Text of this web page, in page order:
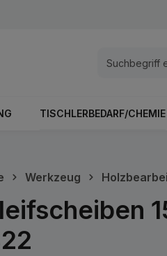
springen
TISCHLERBEDARF/CHEMIE
Werkzeug